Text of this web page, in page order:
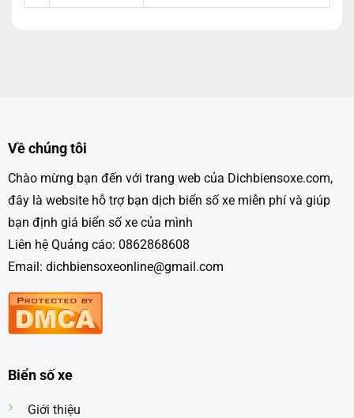
Về chúng tôi
Chào mừng bạn đến với trang web của Dichbiensoxe.com,
đây là website hỗ trợ bạn dịch biển số xe miễn phí và giúp
bạn định giá biển số xe của mình
Liên hệ Quảng cáo: 0862868608
Email: dichbiensoxeonline@gmail.com
Biển số xe
Giới thiệu